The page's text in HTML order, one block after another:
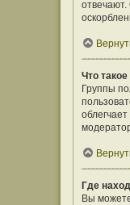
Что
Группы
Где
Вы